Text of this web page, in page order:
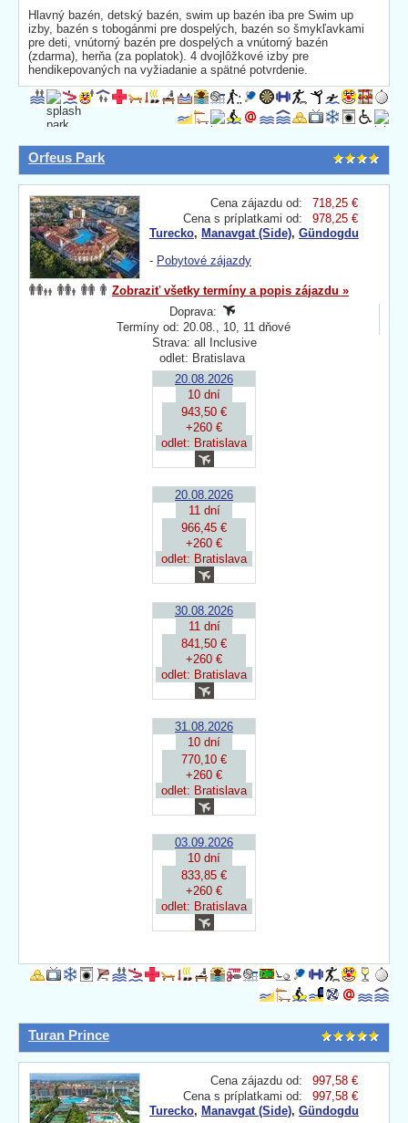
Hlavný bazén, detský bazén, swim up bazén iba pre Swim up
izby, bazén s tobogánmi pre dospelých, bazén so šmykľavkami
pre deti, vnútorný bazén pre dospelých a vnútorný bazén
(zdarma), herňa (za poplatok). 4 dvojlôžkové izby pre
hendikepovaných na vyžiadanie a spätné potvrdenie.
Orfeus Park
Cena zájazdu od:
718,25 €
Cena s príplatkami od:
978,25 €
Turecko, Manavgat (Side), Gündogdu
- Pobytové zájazdy
Zobraziť všetky termíny a popis zájazdu »
Doprava:
Termíny od: 20.08., 10, 11 dňové
Strava: all Inclusive
odlet: Bratislava
20.08.2026
10 dní
943,50 €
+260 €
odlet: Bratislava
20.08.2026
11 dní
966,45 €
+260 €
odlet: Bratislava
30.08.2026
11 dní
841,50 €
+260 €
odlet: Bratislava
31.08.2026
10 dní
770,10 €
+260 €
odlet: Bratislava
03.09.2026
10 dní
833,85 €
+260 €
odlet: Bratislava
Turan Prince
Cena zájazdu od:
997,58 €
Cena s príplatkami od:
997,58 €
Turecko, Manavgat (Side), Gündogdu